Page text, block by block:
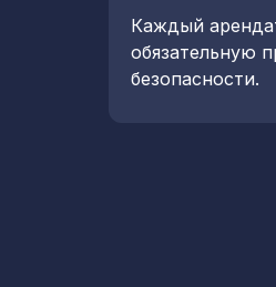
Каждый
обязательную
безопасности.